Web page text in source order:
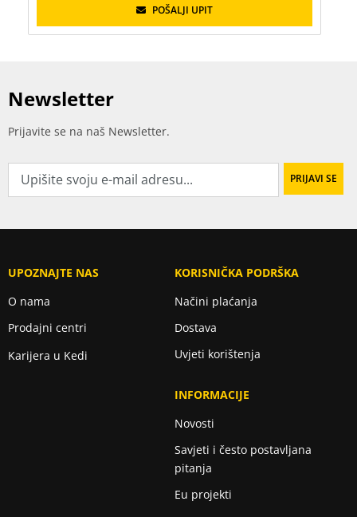
POŠALJI UPIT
Newsletter
Prijavite se na naš Newsletter.
UPOZNAJTE NAS
O nama
Prodajni centri
Karijera u Kedi
KORISNIČKA PODRŠKA
Načini plaćanja
Dostava
Uvjeti korištenja
INFORMACIJE
Novosti
Savjeti i često postavljana
pitanja
Eu projekti